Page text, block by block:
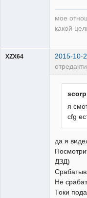
мое
какой
XZX64 2015-10-
я
cfg
да я
ДЗД)
Не
Токи